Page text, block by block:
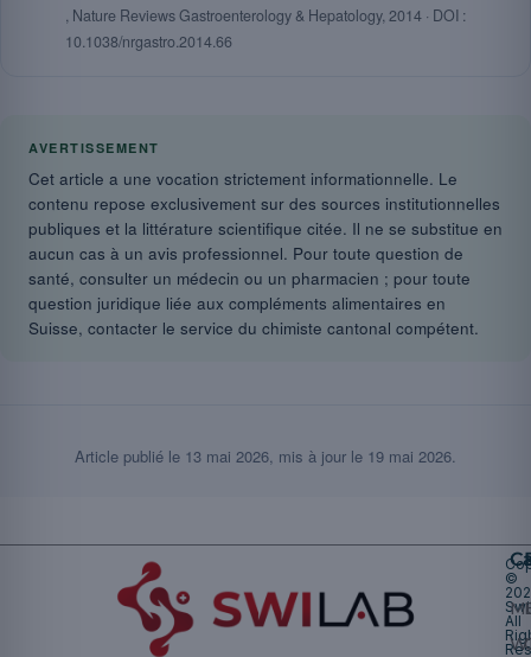
, Nature Reviews Gastroenterology & Hepatology, 2014 · DOI :
10.1038/nrgastro.2014.66
AVERTISSEMENT
Cet article a une vocation strictement informationnelle. Le
contenu repose exclusivement sur des sources institutionnelles
publiques et la littérature scientifique citée. Il ne se substitue en
aucun cas à un avis professionnel. Pour toute question de
santé, consulter un médecin ou un pharmacien ; pour toute
question juridique liée aux compléments alimentaires en
Suisse, contacter le service du chimiste cantonal compétent.
Article publié le 13 mai 2026 , mis à jour le 19 mai 2026
©
All